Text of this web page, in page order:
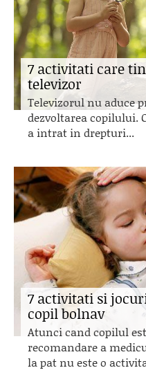
7 activitati care
televizor
Televizorul nu aduce
dezvoltarea copilului.
a intrat in drepturi...
7 activitati si
copil bolnav
Atunci cand copilul
recomandare a
la pat nu este o